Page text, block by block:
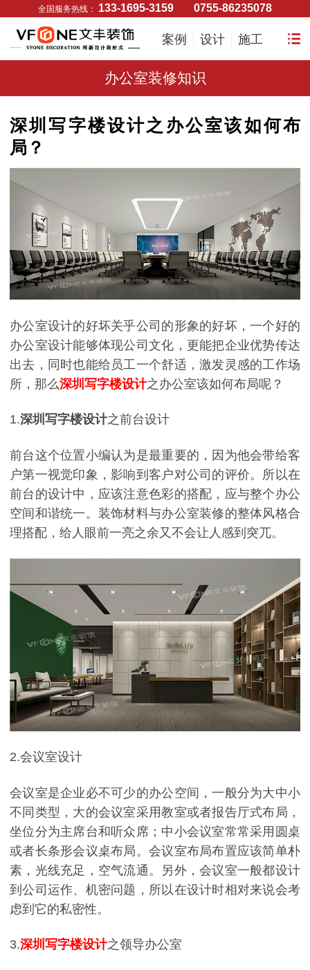
全国服务热线： 133-1695-3159 0755-86235078
案例 设计 施工
办公室装修知识
深圳写字楼设计之办公室该如何布
局？
办公室设计的好坏关乎公司的形象的好坏，一个好的
办公室设计能够体现公司文化，更能把企业优势传达
出去，同时也能给员工一个舒适，激发灵感的工作场
所，那么深圳写字楼设计之办公室该如何布局呢？
1.深圳写字楼设计之前台设计
前台这个位置小编认为是最重要的，因为他会带给客
户第一视觉印象，影响到客户对公司的评价。所以在
前台的设计中，应该注意色彩的搭配，应与整个办公
空间和谐统一。装饰材料与办公室装修的整体风格合
理搭配，给人眼前一亮之余又不会让人感到突兀。
2.会议室设计
会议室是企业必不可少的办公空间，一般分为大中小
不同类型，大的会议室采用教室或者报告厅式布局，
坐位分为主席台和听众席；中小会议室常常采用圆桌
或者长条形会议桌布局。会议室布局布置应该简单朴
素，光线充足，空气流通。另外，会议室一般都设计
到公司运作、机密问题，所以在设计时相对来说会考
虑到它的私密性。
3.深圳写字楼设计之领导办公室